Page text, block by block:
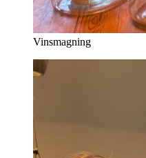
Vinsmagning